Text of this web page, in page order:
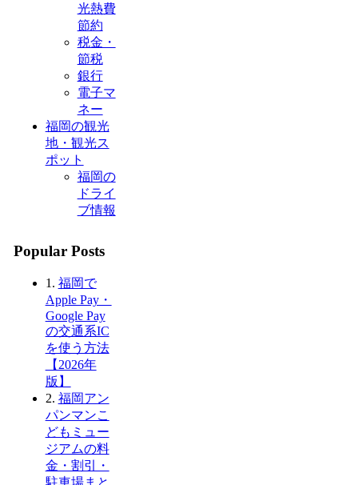
光熱費
節約
税金・
節税
銀行
電子マ
ネー
福岡の観光
地・観光ス
ポット
福岡の
ドライ
ブ情報
Popular Posts
1. 福岡で
Apple Pay・
Google Pay
の交通系IC
を使う方法
【2026年
版】
2. 福岡アン
パンマンこ
どもミュー
ジアムの料
金・割引・
駐車場まと